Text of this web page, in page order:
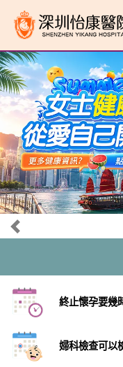
終止懷孕要幾
婦科檢查可以